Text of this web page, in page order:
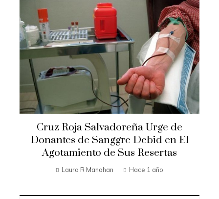
Cruz Roja Salvadoreña Urge de
Donantes de Sanggre Debid en El
Agotamiento de Sus Resertas
Laura R Manahan Hace 1 año